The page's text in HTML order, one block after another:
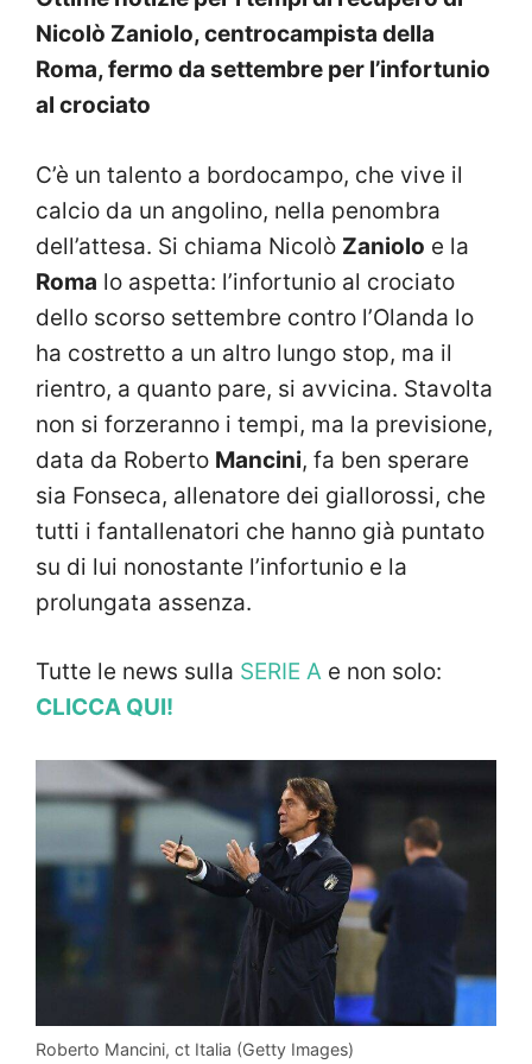
Nicolò Zaniolo, centrocampista della
Roma, fermo da settembre per l’infortunio
al crociato
C’è un talento a bordocampo, che vive il
calcio da un angolino, nella penombra
dell’attesa. Si chiama Nicolò Zaniolo e la
Roma lo aspetta: l’infortunio al crociato
dello scorso settembre contro l’Olanda lo
ha costretto a un altro lungo stop, ma il
rientro, a quanto pare, si avvicina. Stavolta
non si forzeranno i tempi, ma la previsione,
data da Roberto Mancini, fa ben sperare
sia Fonseca, allenatore dei giallorossi, che
tutti i fantallenatori che hanno già puntato
su di lui nonostante l’infortunio e la
prolungata assenza.
Tutte le news sulla SERIE A e non solo:
CLICCA QUI!
Roberto Mancini, ct Italia (Getty Images)